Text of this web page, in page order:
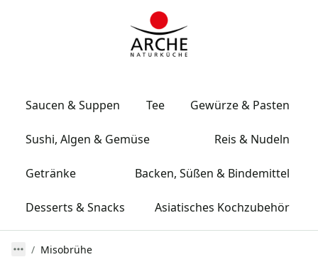
Saucen & Suppen Tee Gewürze & Pasten
Sushi, Algen & Gemüse Reis & Nudeln
Getränke Backen, Süßen & Bindemittel
Desserts & Snacks Asiatisches Kochzubehör
Misobrühe